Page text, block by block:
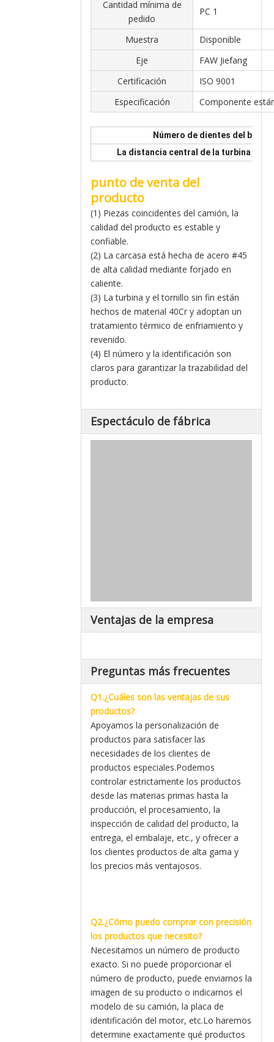
Cantidad mínima de
pedido
PC 1
Muestra
Disponible
Eje
FAW Jiefang
Certificación
ISO 9001
Especificación
Componente
Número de dientes del brazo
La distancia central de la turbina al
punto de venta del
producto
(1) Piezas coincidentes del camión, la
calidad del producto es estable y
confiable.
(2) La carcasa está hecha de acero #45
de alta calidad mediante forjado en
caliente.
(3) La turbina y el tornillo sin fin están
hechos de material 40Cr y adoptan un
tratamiento térmico de enfriamiento y
revenido.
(4) El número y la identificación son
claros para garantizar la trazabilidad del
producto.
Espectáculo de fábrica
Ventajas de la empresa
Preguntas más frecuentes
Q1.¿Cuáles son las ventajas de sus
productos?
Apoyamos la personalización de
productos para satisfacer las
necesidades de los clientes de
productos especiales.Podemos
controlar estrictamente los productos
desde las materias primas hasta la
producción, el procesamiento, la
inspección de calidad del producto, la
entrega, el embalaje, etc., y ofrecer a
los clientes productos de alta gama y
los precios más ventajosos.
Q2.¿Cómo puedo comprar con precisión
los productos que necesito?
Necesitamos un número de producto
exacto. Si no puede proporcionar el
número de producto, puede enviarnos la
imagen de su producto o indicarnos el
modelo de su camión, la placa de
identificación del motor, etc.Lo haremos
determine exactamente qué productos